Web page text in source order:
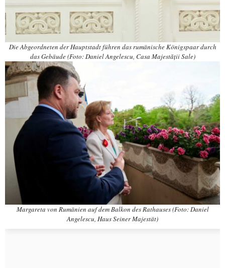
Die Abgeordneten der Hauptstadt führen das rumänische Königspaar durch
das Gebäude (Foto: Daniel Angelescu, Casa Majestății Sale)
Margareta von Rumänien auf dem Balkon des Rathauses (Foto: Daniel
Angelescu, Haus Seiner Majestät)